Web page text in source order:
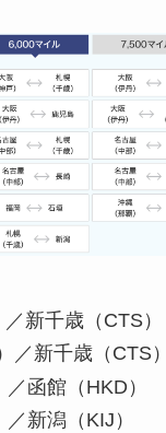
新千歳（CTS）
／新千歳（CTS）
函館（HKD）
新潟（KIJ）